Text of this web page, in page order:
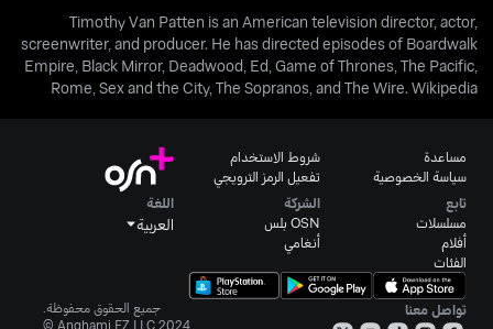
Timothy Van Patten is an American television director, actor,
screenwriter, and producer. He has directed episodes of Boardwalk
Empire, Black Mirror, Deadwood, Ed, Game of Thrones, The Pacific,
Rome, Sex and the City, The Sopranos, and The Wire. Wikipedia
مساعدة
سياسة الخصوصية
شروط الاستخدام
تفعيل الرمز الترويجي
تابع
مسلسلات
أفلام
الفئات
الشركة
OSN بلس
أنغامي
اللغة
العربية
تواصل معنا
جميع الحقوق محفوظة.
Anghami FZ LLC 2024 ©